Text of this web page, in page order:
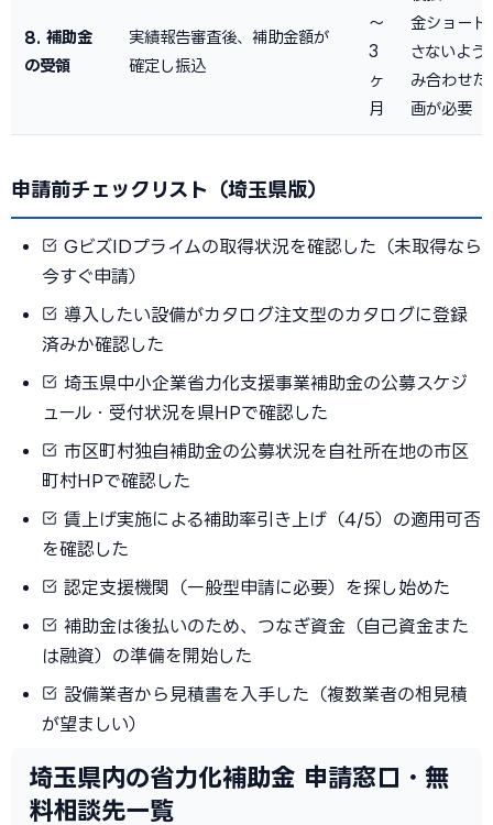
8. 補助金
の受領
実績報告審査後、補助金額が
確定し振込
〜
3
ヶ
月
金ショート
さないよう
み合わせた
画が必要
申請前チェックリスト（埼玉県版）
GビズIDプライムの取得状況を確認した（未取得なら
今すぐ申請）
導入したい設備がカタログ注文型のカタログに登録
済みか確認した
埼玉県中小企業省力化支援事業補助金の公募スケジ
ュール・受付状況を県HPで確認した
市区町村独自補助金の公募状況を自社所在地の市区
町村HPで確認した
賃上げ実施による補助率引き上げ（4/5）の適用可否
を確認した
認定支援機関（一般型申請に必要）を探し始めた
補助金は後払いのため、つなぎ資金（自己資金また
は融資）の準備を開始した
設備業者から見積書を入手した（複数業者の相見積
が望ましい）
埼玉県内の省力化補助金 申請窓口・無
料相談先一覧